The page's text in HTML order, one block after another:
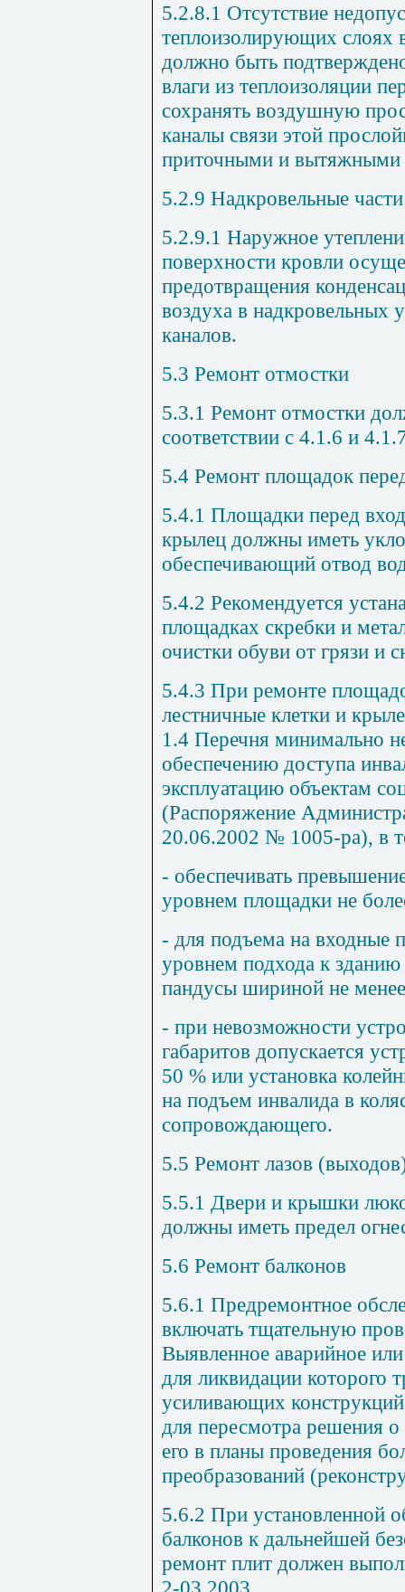
5.2.8.1 Отсутствие
теплоизолирующих слоях
должно быть
влаги из теплоизоляции
сохранять воздушную
каналы связи этой
приточными и вытяжными
5.2.9 Надкровельные
5.2.9.1 Наружное
поверхности кровли
предотвращения
воздуха в надкровельных
каналов.
5.3 Ремонт отмостки
5.3.1 Ремонт отмостки
соответствии с 4.1.6 и
5.4 Ремонт площадок
5.4.1 Площадки перед
крылец должны иметь
обеспечивающий отвод
5.4.2 Рекомендуется
площадках скребки и
очистки обуви от грязи и
5.4.3 При ремонте
лестничные клетки и
1.4 Перечня минимально
обеспечению доступа
эксплуатацию объектам
(Распоряжение
20.06.2002 № 1005-ра), в
- обеспечивать
уровнем площадки не
- для подъема на входные
уровнем подхода к зданию
пандусы шириной не
- при невозможности
габаритов допускается
50 % или установка
на подъем инвалида в
сопровождающего.
5.5 Ремонт лазов
5.5.1 Двери и крышки
должны иметь предел
5.6 Ремонт балконов
5.6.1 Предремонтное
включать тщательную
Выявленное аварийное
для ликвидации которого
усиливающих
для пересмотра решения
его в планы проведения
преобразований
5.6.2 При установленной
балконов к дальнейшей
ремонт плит должен